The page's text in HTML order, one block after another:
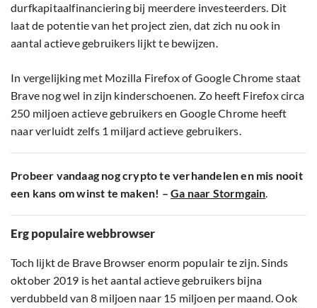
durfkapitaalfinanciering bij meerdere investeerders. Dit
laat de potentie van het project zien, dat zich nu ook in
aantal actieve gebruikers lijkt te bewijzen.
In vergelijking met Mozilla Firefox of Google Chrome staat
Brave nog wel in zijn kinderschoenen. Zo heeft Firefox circa
250 miljoen actieve gebruikers en Google Chrome heeft
naar verluidt zelfs 1 miljard actieve gebruikers.
Probeer vandaag nog crypto te verhandelen en mis nooit
een kans om winst te maken! – Ga naar Stormgain.
Erg populaire webbrowser
Toch lijkt de Brave Browser enorm populair te zijn. Sinds
oktober 2019 is het aantal actieve gebruikers bijna
verdubbeld van 8 miljoen naar 15 miljoen per maand. Ook